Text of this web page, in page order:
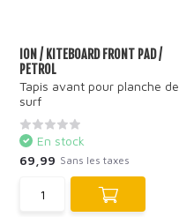
ION / KITEBOARD FRONT PAD /
PETROL
Tapis avant pour planche de
surf
En stock
69,99 Sans les taxes